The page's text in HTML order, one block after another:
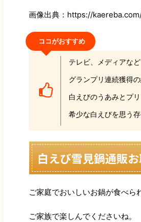
画像出典：https://
ココがおすすめ
テレビ、メディアな
グランプリ連続獲得の
白えびのうあみとプ
希少な白えびを思う存
白えび雪見鍋通販
ご家庭でおいしいお鍋が食べら
ご家族で楽しんでくださいね。